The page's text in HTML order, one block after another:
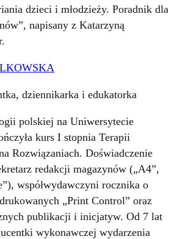
dzieci i młodzieży. Poradnik dla
napisany z Katarzyną
dziennikarka i edukatorka
polskiej na Uniwersytecie
kurs I stopnia Terapii
Rozwiązaniach. Doświadczenie
redakcji magazynów („A4”,
współwydawczyni rocznika o
„Print Control” oraz
publikacji i inicjatyw. Od 7 lat
wykonawczej wydarzenia